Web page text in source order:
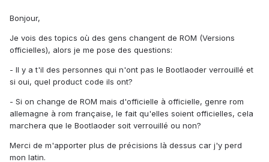
Bonjour,
Je vois des topics où des gens changent de ROM (Versions
officielles), alors je me pose des questions:
- Il y a t'il des personnes qui n'ont pas le Bootlaoder verrouillé et
si oui, quel product code ils ont?
- Si on change de ROM mais d'officielle à officielle, genre rom
allemagne à rom française, le fait qu'elles soient officielles, cela
marchera que le Bootlaoder soit verrouillé ou non?
Merci de m'apporter plus de précisions là dessus car j'y perd
mon latin.